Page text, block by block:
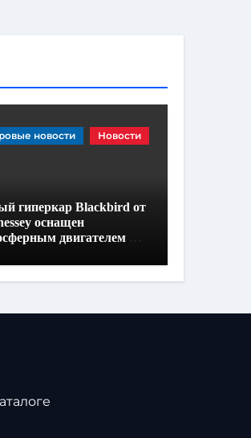
новости Новости
гиперкар Blackbird от
оснащен
двигателем V-
и не имеет экранов